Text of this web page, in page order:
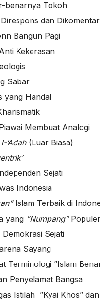
benarnya Tokoh
dan
Bangun Pagi
Kekerasan
Sabar
yang Handal
Membuat Analogi
‘Adah(Luar Biasa)
Sejati
Indonesia
Islam Terbaik di
yang ”Numpang”
Demokrasi Sejati
Sayang
Terminologi ”Islam
Penyelamat Bangsa
Istilah ”Kyai Khos”